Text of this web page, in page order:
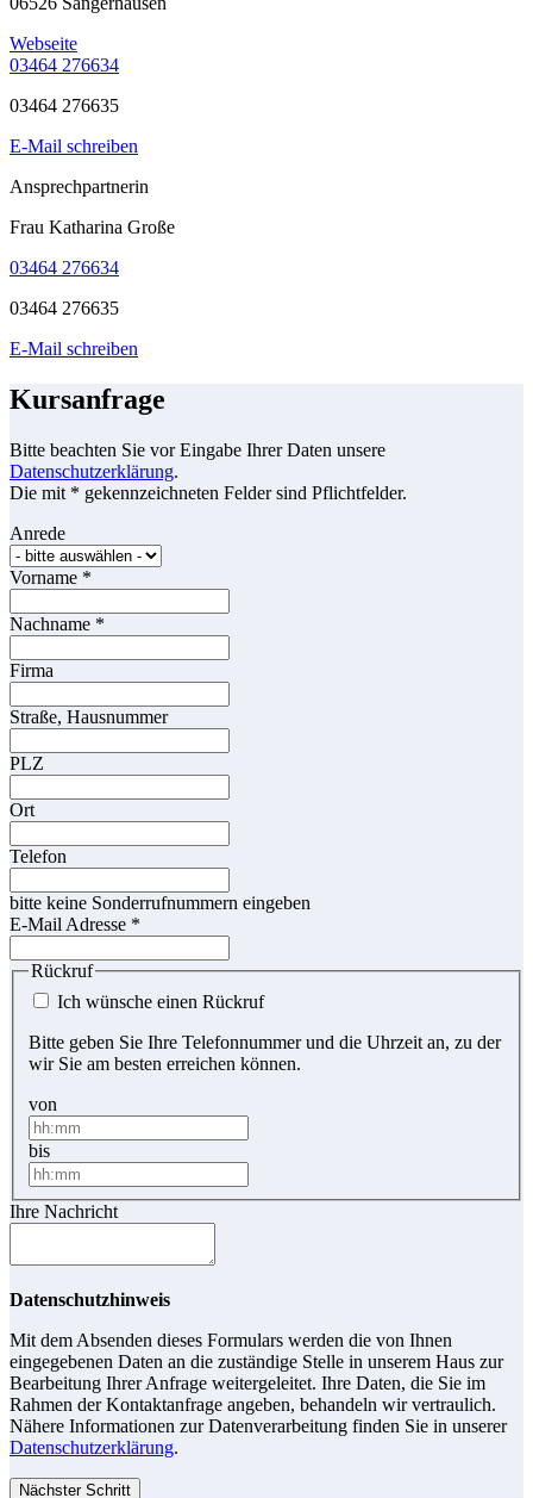
Webseite
03464 276634
03464 276635
E-Mail schreiben
Ansprechpartnerin
Frau Katharina Große
03464 276634
03464 276635
E-Mail schreiben
Kursanfrage
Bitte beachten Sie vor Eingabe Ihrer Daten unsere
Datenschutzerklärung.
Die mit * gekennzeichneten Felder sind Pflichtfelder.
Anrede
Vorname *
Nachname *
Firma
Straße, Hausnummer
PLZ
Ort
Telefon
bitte keine Sonderrufnummern eingeben
E-Mail Adresse *
Rückruf
Ich wünsche einen Rückruf
Bitte geben Sie Ihre Telefonnummer und die Uhrzeit an, zu der
wir Sie am besten erreichen können.
von
bis
Ihre Nachricht
Datenschutzhinweis
Mit dem Absenden dieses Formulars werden die von Ihnen
eingegebenen Daten an die zuständige Stelle in unserem Haus zur
Bearbeitung Ihrer Anfrage weitergeleitet. Ihre Daten, die Sie im
Rahmen der Kontaktanfrage angeben, behandeln wir vertraulich.
Nähere Informationen zur Datenverarbeitung finden Sie in unserer
Datenschutzerklärung.
Nächster Schritt